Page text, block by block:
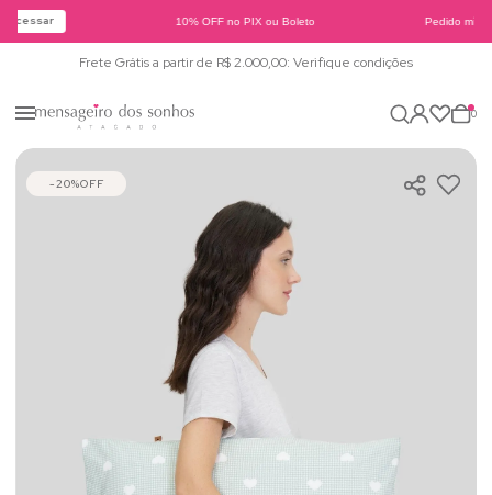
Acessar 10% OFF no PIX ou Boleto Pedido
Frete Grátis a partir de R$ 2.000,00: Verifique condições
0
20%OFF